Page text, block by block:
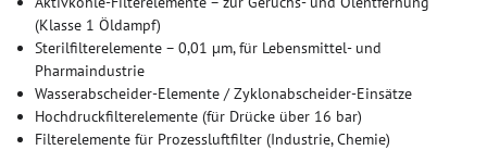
(Klasse 1 Öldampf)
Sterilfilterelemente – 0,01 µm, für Lebensmittel- und
Pharmaindustrie
Wasserabscheider-Elemente / Zyklonabscheider-Einsätze
Hochdruckfilterelemente (für Drücke über 16 bar)
Filterelemente für Prozessluftfilter (Industrie, Chemie)